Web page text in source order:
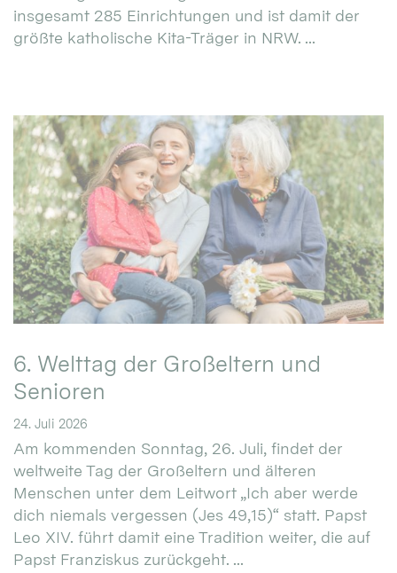
insgesamt 285 Einrichtungen und ist damit der
größte katholische Kita-Träger in NRW. ...
6. Welttag der Großeltern und
Senioren
24. Juli 2026
Am kommenden Sonntag, 26. Juli, findet der
weltweite Tag der Großeltern und älteren
Menschen unter dem Leitwort „Ich aber werde
dich niemals vergessen (Jes 49,15)“ statt. Papst
Leo XIV. führt damit eine Tradition weiter, die auf
Papst Franziskus zurückgeht. ...